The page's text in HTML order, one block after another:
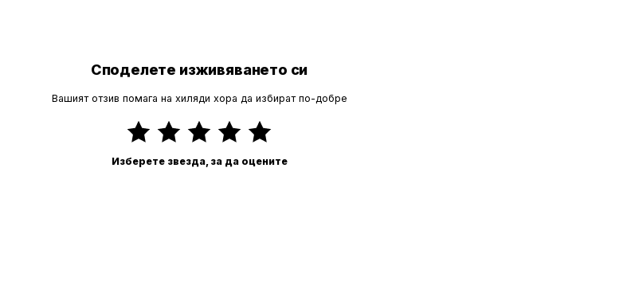
Споделете изживяването си
Вашият отзив помага на хиляди хора да избират по-добре
Изберете звезда, за да оцените